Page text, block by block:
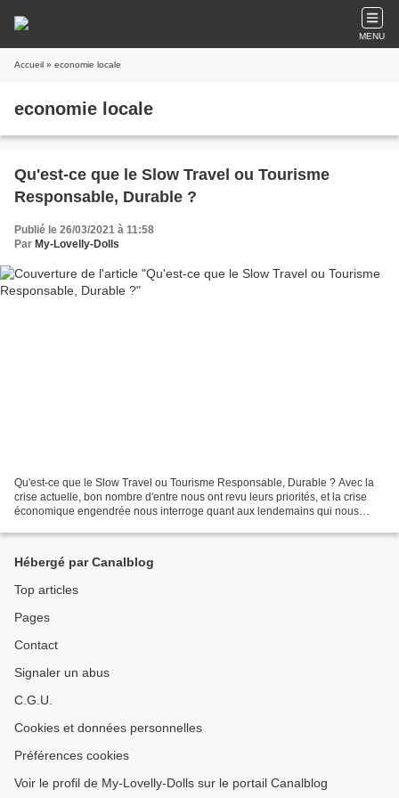
MENU
Accueil » economie locale
economie locale
Qu'est-ce que le Slow Travel ou Tourisme
Responsable, Durable ?
Publié le 26/03/2021 à 11:58
Par My-Lovelly-Dolls
Qu'est-ce que le Slow Travel ou Tourisme Responsable, Durable ? Avec la
crise actuelle, bon nombre d'entre nous ont revu leurs priorités, et la crise
économique engendrée nous interroge quant aux lendemains qui nous
Hébergé par Canalblog
Top articles
Pages
Contact
Signaler un abus
C.G.U.
Cookies et données personnelles
Préférences cookies
Voir le profil de My-Lovelly-Dolls sur le portail Canalblog